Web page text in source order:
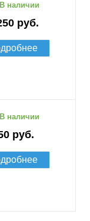
руб.
В наличии
руб.
В наличии